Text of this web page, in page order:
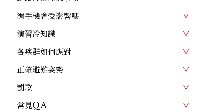
滑手機會受影響嗎
演習冷知識
各疾群如何應對
正確避難姿勢
罰款
常見QA